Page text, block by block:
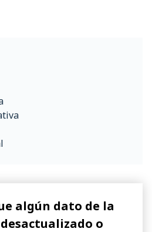
algún dato de la
o